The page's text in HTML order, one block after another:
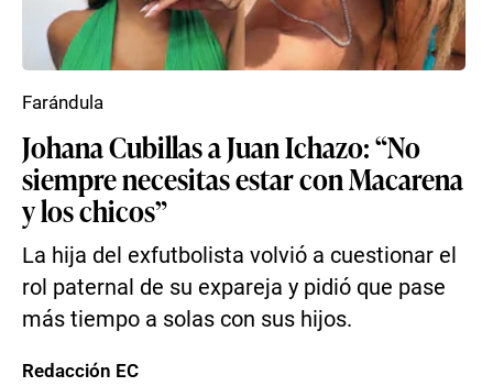
Johana Cubillas a Juan Ichazo: “No
siempre necesitas estar con Macarena
y los chicos”
La hija del exfutbolista volvió a cuestionar el
rol paternal de su expareja y pidió que pase
más tiempo a solas con sus hijos.
Farándula
Redacción EC